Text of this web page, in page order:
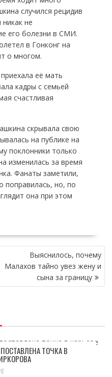
случился рецидив
не
его болезни в СМИ.
в Гонконг на
о многом.
её мать
кадры с семьей
счастливая
скрывала свою
на публике на
поклонники только
изменилась за время
Фанаты заметили,
поправилась, но, по
она при этом
Выяснилось, почему
Малахов тайно увез жену и
сына за границу
ТОЧКА В